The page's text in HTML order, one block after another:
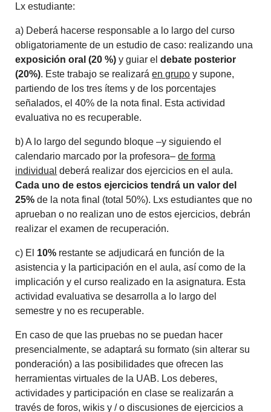
Lx estudiante:
a) Deberá hacerse responsable a lo largo del curso
obligatoriamente de un estudio de caso: realizando una
exposición oral (20 %) y guiar eldebate posterior
(20%). Este trabajo se realizaráen grupo y supone,
partiendo de los tres ítems y de los porcentajes
señalados, el 40% de la nota final. Esta actividad
evaluativa no es recuperable.
b) A lo largo del segundo bloque –y siguiendo el
calendario marcado por la profesora–de forma
individual deberá realizar dos ejercicios en el aula.
Cada uno de estos ejercicios tendrá un valor del
25% de la nota final (total 50%). Lxs estudiantes que no
aprueban o no realizan uno de estos ejercicios, debrán
realizar el examen de recuperación.
c) El 10% restante se adjudicará en función de la
asistencia y la participación en el aula, así como de la
implicación y el curso realizado en la asignatura. Esta
actividad evaluativa se desarrolla a lo largo del
semestre y no es recuperable.
En caso de que las pruebas no se puedan hacer
presencialmente, se adaptará su formato (sin alterar su
ponderación) a las posibilidades que ofrecen las
herramientas virtuales de la UAB. Los deberes,
actividades y participación en clase se realizarán a
través de foros, wikis y / o discusiones de ejercicios a